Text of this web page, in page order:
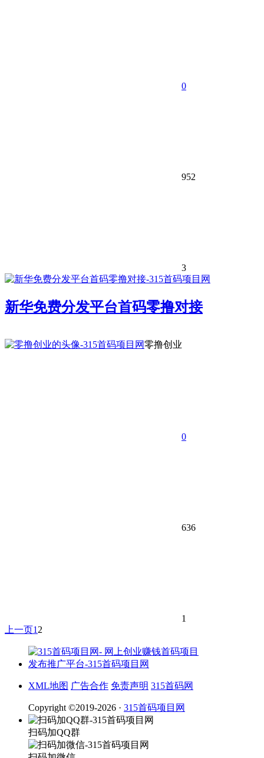
0
952
3
新华免费分发平台首码零撸对接
零撸创业
0
636
1
上一页1 2
XML地图 广告合作 免责声明 315首码网
Copyright ©2019-2026 · 315首码项目网
扫码加QQ群